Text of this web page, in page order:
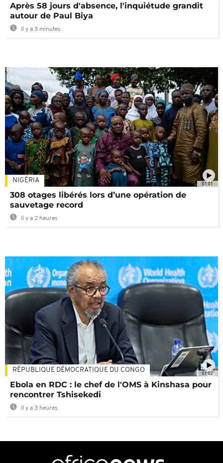
Après 58 jours d'absence, l'inquiétude grandit
autour de Paul Biya
Il y a 3 minutes
01:01
NIGÉRIA
308 otages libérés lors d’une opération de
sauvetage record
Il y a 2 heures
01:02
RÉPUBLIQUE DÉMOCRATIQUE DU CONGO
Ebola en RDC : le chef de l'OMS à Kinshasa pour
rencontrer Tshisekedi
Il y a 3 heures